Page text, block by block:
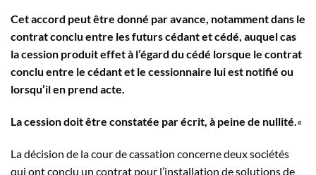
Cet accord peut être donné par avance, notamment dans le
contrat conclu entre les futurs cédant et cédé, auquel cas
la cession produit effet à l’égard du cédé lorsque le contrat
conclu entre le cédant et le cessionnaire lui est notifié ou
lorsqu’il en prend acte.
La cession doit être constatée par écrit, à peine de nullité.«
La décision de la cour de cassation concerne deux sociétés
qui ont conclu un contrat pour l’installation de solutions de